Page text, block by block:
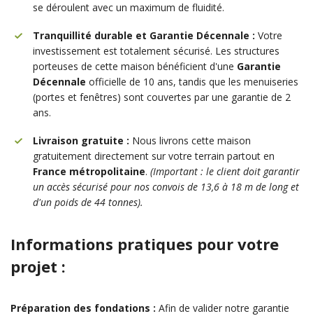
se déroulent avec un maximum de fluidité.
Tranquillité durable et Garantie Décennale : Votre
investissement est totalement sécurisé. Les structures
porteuses de cette maison bénéficient d'une Garantie
Décennale officielle de 10 ans, tandis que les menuiseries
(portes et fenêtres) sont couvertes par une garantie de 2
ans.
Livraison gratuite : Nous livrons cette maison
gratuitement directement sur votre terrain partout en
France métropolitaine. (Important : le client doit garantir
un accès sécurisé pour nos convois de 13,6 à 18 m de long et
d'un poids de 44 tonnes).
Informations pratiques pour votre
projet :
Préparation des fondations : Afin de valider notre garantie